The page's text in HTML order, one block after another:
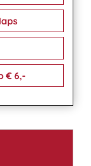
€ 6,-